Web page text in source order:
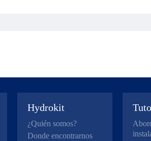
Hydrokit
¿Quién somos?
Donde encontrarnos